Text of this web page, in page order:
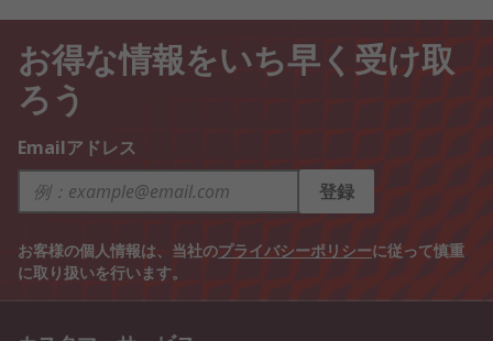
お得な情報をいち早く受け取
ろう
Emailアドレス
登録
お客様の個人情報は、当社のプライバシーポリシーに従って慎重
に取り扱いを行います。